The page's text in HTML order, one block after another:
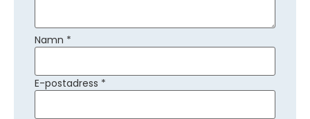
Namn *
E-postadress *